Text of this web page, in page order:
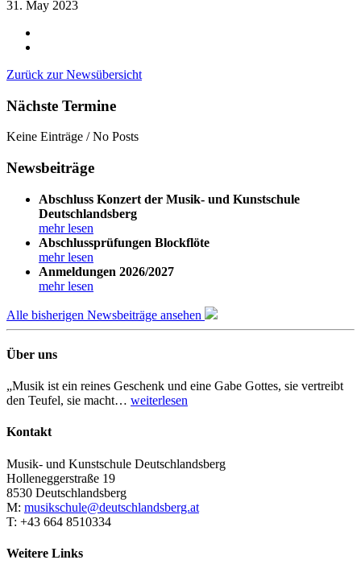
31. May 2023
Zurück zur Newsübersicht
Nächste Termine
Keine Einträge / No Posts
Newsbeiträge
Abschluss Konzert der Musik- und Kunstschule
Deutschlandsberg
mehr lesen
Abschlussprüfungen Blockflöte
mehr lesen
Anmeldungen 2026/2027
mehr lesen
Alle bisherigen Newsbeiträge ansehen
Über uns
„Musik ist ein reines Geschenk und eine Gabe Gottes, sie vertreibt
den Teufel, sie macht… weiterlesen
Kontakt
Musik- und Kunstschule Deutschlandsberg
Holleneggerstraße 19
8530 Deutschlandsberg
M: musikschule@deutschlandsberg.at
T: +43 664 8510334
Weitere Links